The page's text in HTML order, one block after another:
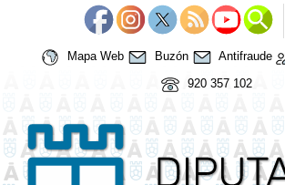
Mapa Web Buzón Antifraude
920 357 102